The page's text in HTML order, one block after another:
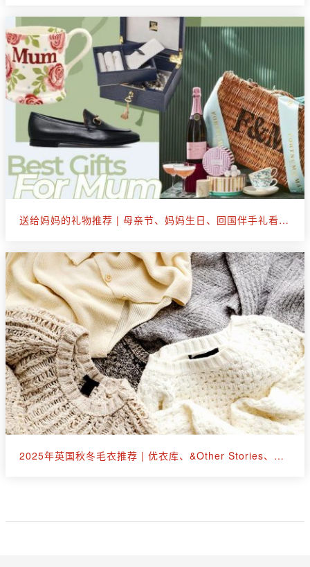
送给妈妈的礼物推荐 | 母亲节、妈妈生日、回国伴手礼看这篇就够了
2025年英国秋冬毛衣推荐 | 优衣库、&Other Stories、拉夫劳伦等30+款